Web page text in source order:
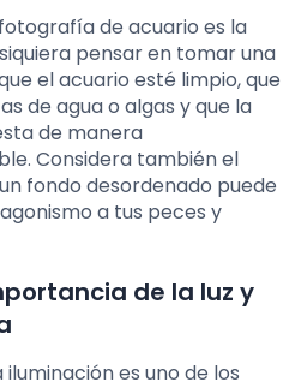
de acuario es la
pensar en tomar una
el acuario esté limpio, que
de agua o algas y que la
de manera
Considera también el
fondo desordenado puede
a tus peces y
de la luz y
es uno de los